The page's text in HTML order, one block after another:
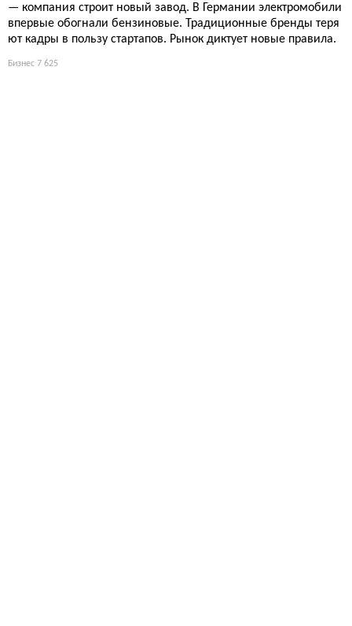
— компания строит новый завод. В Германии электромобили
впервые обогнали бензиновые. Традиционные бренды теря
ют кадры в пользу стартапов. Рынок диктует новые правила.
Бизнес 7 625